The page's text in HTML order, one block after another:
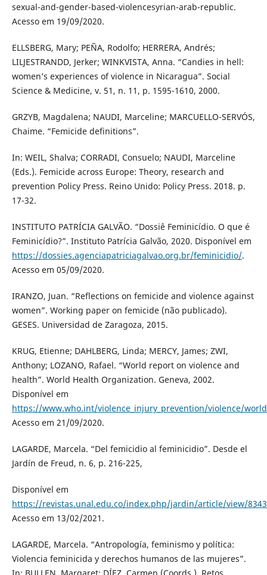
sexual-and-gender-based-violencesyrian-arab-republic.
Acesso em 19/09/2020.
ELLSBERG, Mary; PEÑA, Rodolfo; HERRERA, Andrés;
LILJESTRANDD, Jerker; WINKVISTA, Anna. “Candies in hell:
women’s experiences of violence in Nicaragua”. Social
Science & Medicine, v. 51, n. 11, p. 1595-1610, 2000.
GRZYB, Magdalena; NAUDI, Marceline; MARCUELLO-SERVÓS,
Chaime. “Femicide definitions”.
In: WEIL, Shalva; CORRADI, Consuelo; NAUDI, Marceline
(Eds.). Femicide across Europe: Theory, research and
prevention Policy Press. Reino Unido: Policy Press. 2018. p.
17-32.
INSTITUTO PATRÍCIA GALVÃO. “Dossiê Feminicídio. O que é
Feminicídio?”. Instituto Patrícia Galvão, 2020. Disponível em
https://dossies.agenciapatriciagalvao.org.br/feminicidio/.
Acesso em 05/09/2020.
IRANZO, Juan. “Reflections on femicide and violence against
women”. Working paper on femicide (não publicado).
GESES. Universidad de Zaragoza, 2015.
KRUG, Etienne; DAHLBERG, Linda; MERCY, James; ZWI,
Anthony; LOZANO, Rafael. “World report on violence and
health”. World Health Organization. Geneva, 2002.
Disponível em
https://www.who.int/violence_injury_prevention/violence/
Acesso em 21/09/2020.
LAGARDE, Marcela. “Del femicidio al feminicidio”. Desde el
Jardín de Freud, n. 6, p. 216-225,
Disponível em
https://revistas.unal.edu.co/index.php/jardin/article/view/8343
Acesso em 13/02/2021.
LAGARDE, Marcela. “Antropología, feminismo y política:
Violencia feminicida y derechos humanos de las mujeres”.